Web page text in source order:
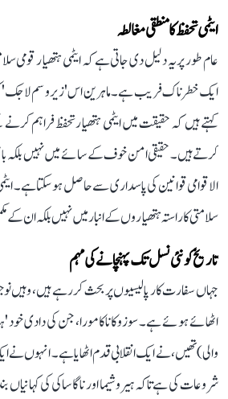
ایٹمی تحفظ کا منطقی مغالطہ
عام طور پر یہ دلیل دی جاتی ہے کہ ایٹمی ہتھیار قومی
ایک خطرناک فریب ہے۔ ماہرین اس 'زیرو سم لاجک'
کہتے ہیں کہ حقیقت میں ایٹمی ہتھیار تحفظ فراہم
کرتے ہیں۔ حقیقی امن خوف کے سائے میں نہیں بلکہ
الاقوامی قوانین کی پاسداری سے حاصل ہو سکتا ہے۔
سلامتی کا راستہ ہتھیاروں کے انبار میں نہیں بلکہ ان
تاریخ کو نئی نسل تک پہنچانے کی مہم
جہاں سفارت کار پالیسیوں پر بحث کر رہے ہیں، وہیں
اٹھائے ہوئے ہے۔ سوزوکا ناکامورا، جن کی دادی خود
والی) تھیں، نے ایک انقلابی قدم اٹھایا ہے۔ انہوں
شروعات کی ہے تاکہ ہیروشیما اور ناگاساکی کی